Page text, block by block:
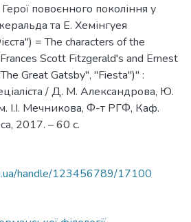
повоєнного покоління у
та Е. Хемінгуея
= The characters of the
Scott Fitzgerald's and Ernest
Great Gatsby", "Fiesta")" :
/ Д. М. Александрова, Ю.
І.І. Мечникова, Ф-т РГФ, Каф.
2017. – 60 с.
handle/123456789/17100